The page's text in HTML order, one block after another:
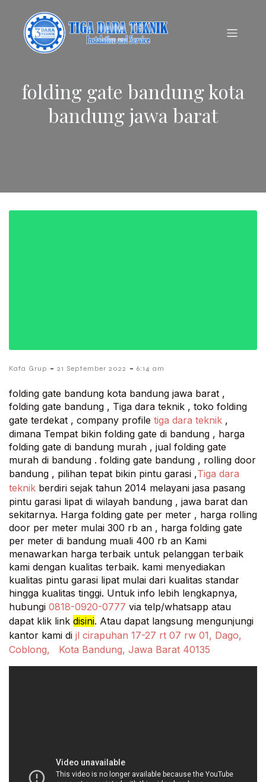
folding gate bandung kota
bandung jawa barat
Kafa Grup - 21 September 2022 - 6:14 am
folding gate bandung kota bandung jawa barat ,
folding gate bandung , Tiga dara teknik , toko folding
gate terdekat , company profile tiga dara teknik ,
dimana Tempat bikin folding gate di bandung , harga
folding gate di bandung murah , jual folding gate
murah di bandung . folding gate bandung , rolling door
bandung , pilihan tepat bikin pintu garasi ,Tiga dara
teknik berdiri sejak tahun 2014 melayani jasa pasang
pintu garasi lipat di wilayah bandung , jawa barat dan
sekitarnya. Harga folding gate per meter , harga rolling
door per meter mulai 300 rb an , harga folding gate
per meter di bandung muali 400 rb an Kami
menawarkan harga terbaik untuk pelanggan terbaik
kami dengan kualitas terbaik. kami menyediakan
kualitas pintu garasi lipat mulai dari kualitas standar
hingga kualitas tinggi. Untuk info lebih lengkapnya,
hubungi 0818-0920-0777 via telp/whatsapp atau
dapat klik link disini. Atau dapat langsung mengunjungi
kantor kami di jl cirapuhan 17-27 rt 07 rw 01, Dago,
Coblong, Kota Bandung, Jawa Barat 40135